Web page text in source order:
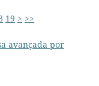
19 > >>
avançada por